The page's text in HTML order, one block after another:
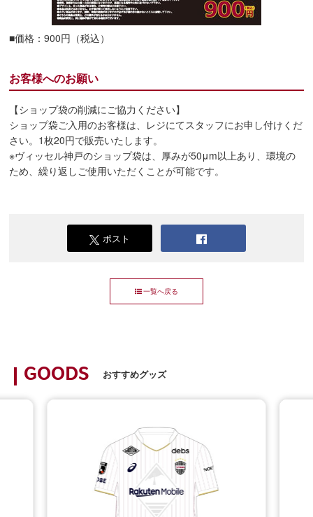
■価格：900円（税込）
お客様へのお願い
【ショップ袋の削減にご協力ください】
ショップ袋ご入用のお客様は、レジにてスタッフにお申し付けくだ
さい。1枚20円で販売いたします。
※ヴィッセル神戸のショップ袋は、厚みが50μm以上あり、環境の
ため、繰り返しご使用いただくことが可能です。
ポスト
一覧へ戻る
GOODS おすすめグッズ